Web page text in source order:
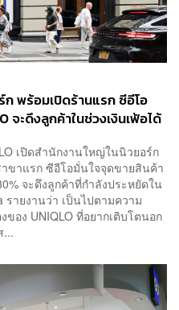
พร้อมเปิดร้านแรก ซีอีโอ
จะดึงลูกค้าในช่วงเงินเฟ้อได้
เปิดสำนักงานใหญ่ในนิวยอร์ก
าขาแรก ซีอีโอมั่นใจจุดขายสินค้า
จะดึงลูกค้าที่กำลังประหยัดใน
ายงานว่า เป็นไปตามความ
อง UNIQLO ที่อยากเติบโตนอก
...